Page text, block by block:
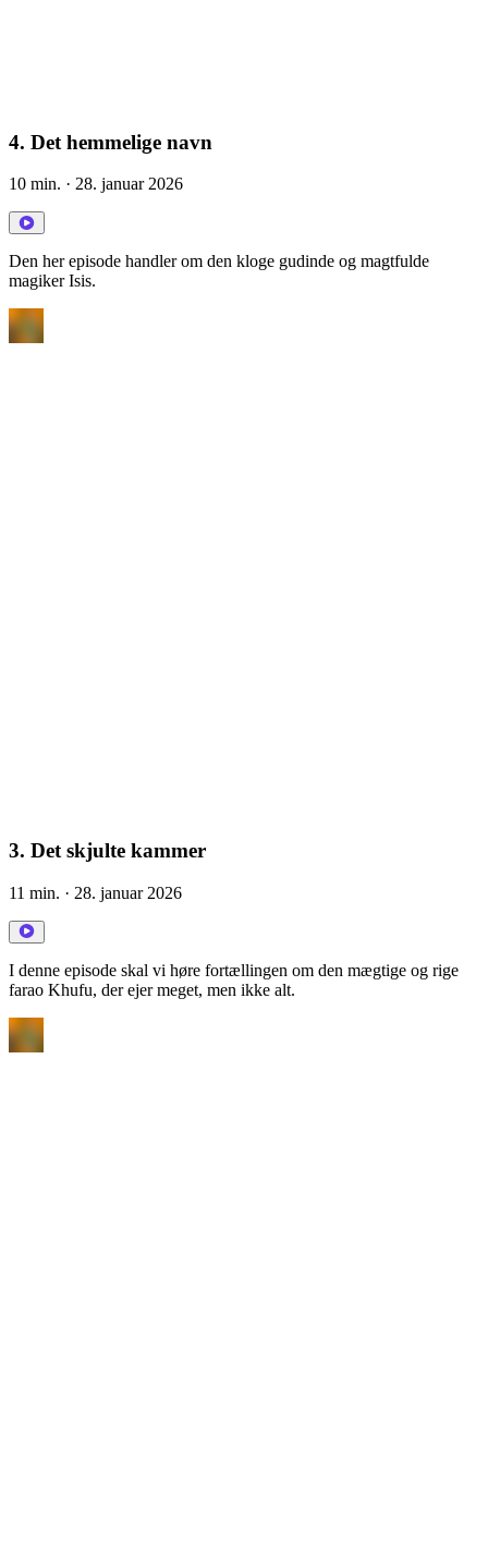
4. Det hemmelige navn
10 min. · 28. januar 2026
Den her episode handler om den kloge gudinde og magtfulde
magiker Isis.
3. Det skjulte kammer
11 min. · 28. januar 2026
I denne episode skal vi høre fortællingen om den mægtige og rige
farao Khufu, der ejer meget, men ikke alt.